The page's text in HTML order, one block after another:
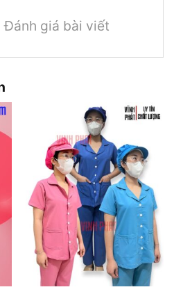
Đánh giá bài viết